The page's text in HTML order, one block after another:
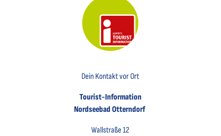
Dein Kontakt vor Ort
Tourist-Information
Nordseebad Otterndorf
Wallstraße 12